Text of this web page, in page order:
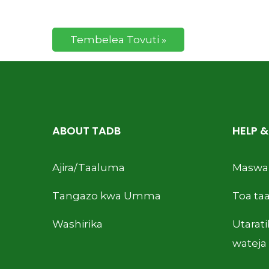
Tembelea Tovuti »
ABOUT TADB
Ajira/Taaluma
Tangazo kwa Umma
Washirika
HELP
Toa
wateja